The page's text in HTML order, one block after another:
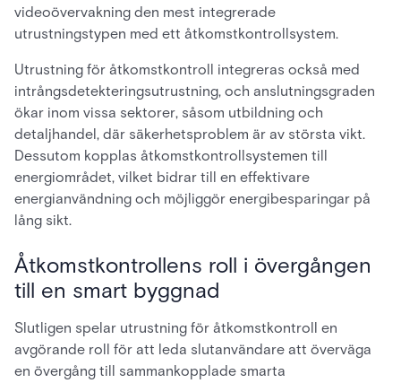
videoövervakning den mest integrerade
utrustningstypen med ett åtkomstkontrollsystem.
Utrustning för åtkomstkontroll integreras också med
intrångsdetekteringsutrustning, och anslutningsgraden
ökar inom vissa sektorer, såsom utbildning och
detaljhandel, där säkerhetsproblem är av största vikt.
Dessutom kopplas åtkomstkontrollsystemen till
energiområdet, vilket bidrar till en effektivare
energianvändning och möjliggör energibesparingar på
lång sikt.
Åtkomstkontrollens roll i övergången
till en smart byggnad
Slutligen spelar utrustning för åtkomstkontroll en
avgörande roll för att leda slutanvändare att överväga
en övergång till sammankopplade smarta